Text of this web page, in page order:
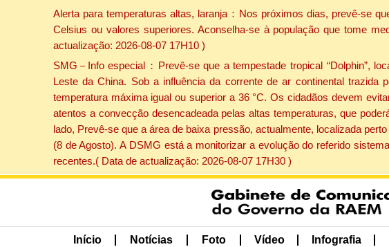
Alerta para temperaturas altas, laranja：Nos próximos dias, prevê-se
Celsius ou valores superiores. Aconselha-se à população que tome
actualização: 2026-08-07 17H10 )
SMG－Info especial：Prevê-se que a tempestade tropical “Dolphin”,
Leste da China. Sob a influência da corrente de ar continental
temperatura máxima igual ou superior a 36 °C. Os cidadãos devem
atentos a convecção desencadeada pelas altas temperaturas, que
lado, Prevê-se que a área de baixa pressão, actualmente, localizada
(8 de Agosto). A DSMG está a monitorizar a evolução do referido
recentes.( Data de actualização: 2026-08-07 17H30 )
Início Notícias Foto Vídeo Infografia